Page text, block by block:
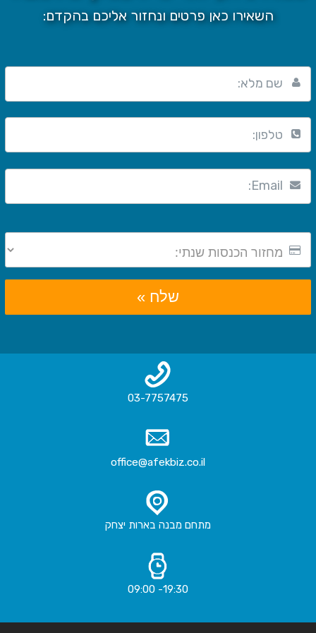
השאירו כאן פרטים ונחזור אליכם בהקדם:
שם מלא:
טלפון:
Email:
שלח »
03-7757475
office@afekbiz.co.il
מתחם מבנה בארות יצחק
19:30- 09:00